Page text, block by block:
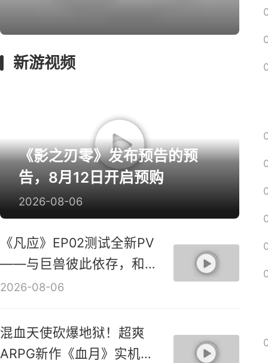
新游视频
《影之刃零》发布预告的预
告，8月12日开启预购
2026-08-06
《凡应》EP02测试全新PV
——与巨兽彼此依存，和鸣
共生！
2026-08-06
混血天使砍爆地狱！超爽
ARPG新作《血月》实机演